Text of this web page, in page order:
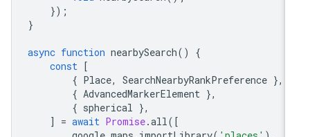
async function nearbySearch ()
const
{ Place, SearchNearbyRankPreference
{ AdvancedMarkerElement
{ spherical
= await Promise.all